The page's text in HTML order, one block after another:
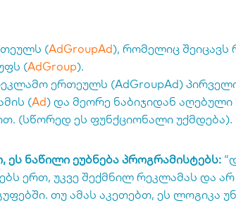
(AdGroupAd), რომელიც შეიცავს
(AdGroup).
ერთეულს (AdGroupAd)
(Ad) და მეორე ნაბიჯიდან
(სწორედ ეს ფუნქციონალი უქმდება).
ნაწილი ეუბნება პროგრამისტებს:
ერთ, უკვე შექმნილ რეკლამას და არ
თუ ამას აკეთებთ, ეს ლოგიკა